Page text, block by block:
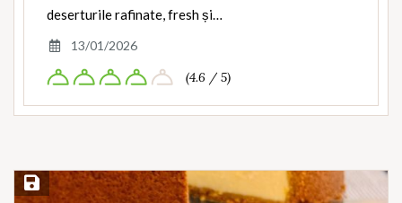
deserturile rafinate, fresh și…
13/01/2026
(4.6 / 5)
Save Recipe